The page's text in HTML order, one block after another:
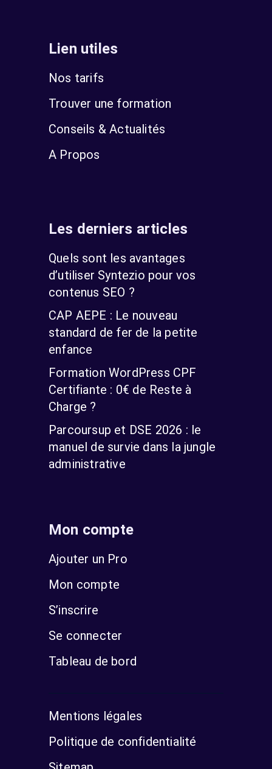
Lien utiles
Nos tarifs
Trouver une formation
Conseils & Actualités
A Propos
Les derniers articles
Quels sont les avantages
d’utiliser Syntezio pour vos
contenus SEO ?
CAP AEPE : Le nouveau
standard de fer de la petite
enfance
Formation WordPress CPF
Certifiante : 0€ de Reste à
Charge ?
Parcoursup et DSE 2026 : le
manuel de survie dans la jungle
administrative
Mon compte
Ajouter un Pro
Mon compte
S’inscrire
Se connecter
Tableau de bord
Mentions légales
Politique de confidentialité